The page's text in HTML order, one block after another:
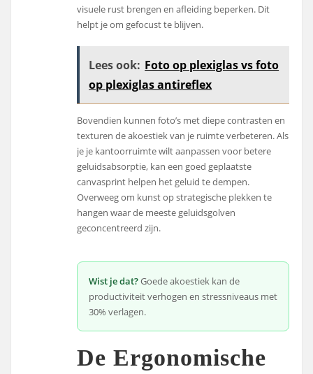
visuele rust brengen en afleiding beperken. Dit
helpt je om gefocust te blijven.
Lees ook: Foto op plexiglas vs foto
op plexiglas antireflex
Bovendien kunnen foto’s met diepe contrasten en
texturen de akoestiek van je ruimte verbeteren. Als
je je kantoorruimte wilt aanpassen voor betere
geluidsabsorptie, kan een goed geplaatste
canvasprint helpen het geluid te dempen.
Overweeg om kunst op strategische plekken te
hangen waar de meeste geluidsgolven
geconcentreerd zijn.
Wist je dat?Goede akoestiek kan de
productiviteit verhogen en stressniveaus met
30% verlagen.
De Ergonomische